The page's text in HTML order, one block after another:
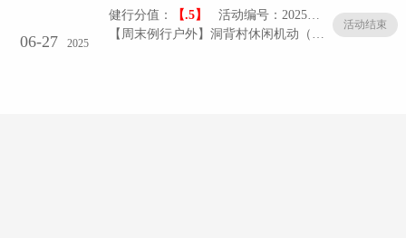
06-27 2025
健行分值： 【.5】
活动编号：20250627-01/005
【周末例行户外】洞背村休闲机动（2505）
活动结束